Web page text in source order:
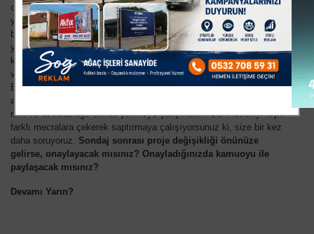
olan ilgisini açıkçası bir türlü anlayamadım. Burada bir laf ebeliği
yapmışsınız. Ve devamında konuyu duygusal mecraya çekerek
belediyenin öğrencilere yaptığı burslara ve fakirlere yaptığı
yardımlara getirmişsiniz. Evet her belediye gibi İnegöl Belediyesi de
kurulduğu günden bu yana, kanunlar çerçevesinde bu tür yardımları
ve bursları veriyor ve vermeye devam edecek. Bu durum İnegöl
Belediyesine mahsus yada size özel bir meziyet değil. Bizim
amacımız belediye kurumunu da, sizi de yıpratmak değil, olası bir
rant ve usulsüzlüğe dikkat çekmeye çalışmaktır. Siz meseleyi niçin
farklı mecralara çekerek saptırmaya çalışıyorsunuz ki, size bir kez
daha soruyoruz. Sondaj sonrası proje değişikliği önünüze
gelirse, onaylayacak mısınız? Onayladığınızda kamuoyu ile
paylaşacak mısınız?
Devamı Yarın?